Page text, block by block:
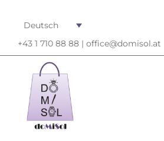
Deutsch
+43 1 710 88 88 | office@domisol.at